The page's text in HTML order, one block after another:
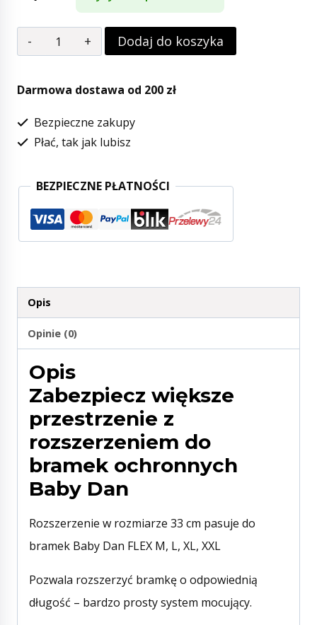
Dodaj do koszyka
Darmowa dostawa od 200 zł
Bezpieczne zakupy
Płać, tak jak lubisz
BEZPIECZNE PŁATNOŚCI
Opis
Opinie (0)
Opis
Zabezpiecz większe
przestrzenie z
rozszerzeniem do
bramek ochronnych
Baby Dan
Rozszerzenie w rozmiarze 33 cm pasuje do
bramek Baby Dan FLEX M, L, XL, XXL
Pozwala rozszerzyć bramkę o odpowiednią
długość – bardzo prosty system mocujący.